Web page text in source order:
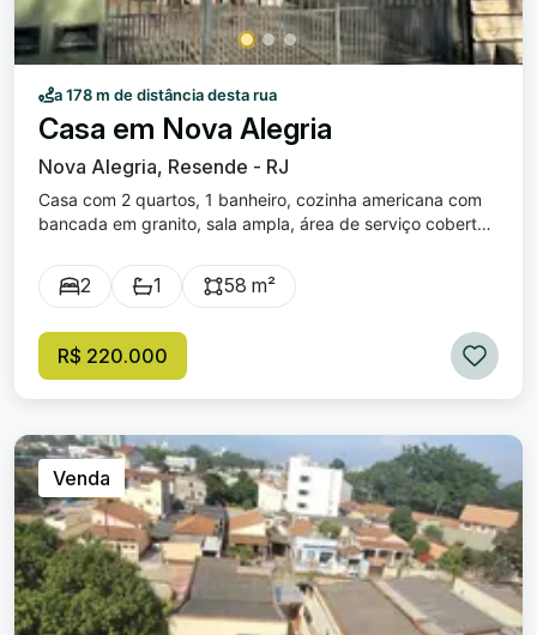
a 178 m de distância desta rua
Casa em Nova Alegria
Nova Alegria, Resende - RJ
Casa com 2 quartos, 1 banheiro, cozinha americana com
bancada em granito, sala ampla, área de serviço coberta,
frio, janelas em blindex. O imóvel fica localizado próximo
ao Mercado Alegria, fácil acesso ao centro comercial do
2 1 58 m²
R$ 220.000
Venda